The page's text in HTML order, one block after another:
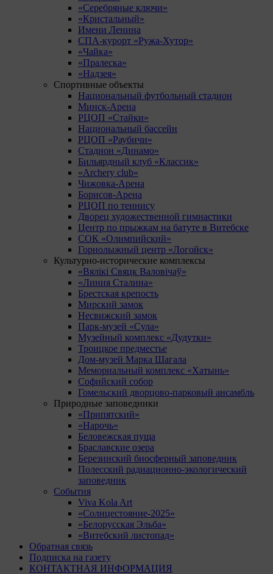
«Серебряные ключи»
«Кристальный»
Имени Ленина
СПА-курорт «Ружа-Хутор»
«Чайка»
«Пралеска»
«Надзея»
Спортивные объекты
Национальный футбольный стадион
Минск-Арена
РЦОП «Стайки»
Национальный бассейн
РЦОП «Раубичи»
Стадион «Динамо»
Бильярдный клуб «Классик»
«Archery club»
Чижовка-Арена
Борисов-Арена
РЦОП по теннису
Дворец художественной гимнастики
Центр по прыжкам на батуте в Витебске
СОК «Олимпийский»
Горнолыжный центр «Логойск»
Культурно-исторические комплексы
«Вялікі Свяцк Валовічаў»
«Линия Сталина»
Брестская крепость
Мирский замок
Несвижский замок
Парк-музей «Сула»
Музейный комплекс «Дудутки»
Троицкое предместье
Дом-музей Марка Шагала
Мемориальный комплекс «Хатынь»
Софийский собор
Гомельский дворцово-парковый ансамбль
Природные заповедники
«Припятский»
«Нарочь»
Беловежская пуща
Браславские озера
Березинский биосферный заповедник
Полесский радиационно-экологический
заповедник
События
Viva Kola Art
«Солнцестояние-2025»
«Белорусская Эльба»
«Витебский листопад»
Обратная связь
Подписка на газету
КОНТАКТНАЯ ИНФОРМАЦИЯ